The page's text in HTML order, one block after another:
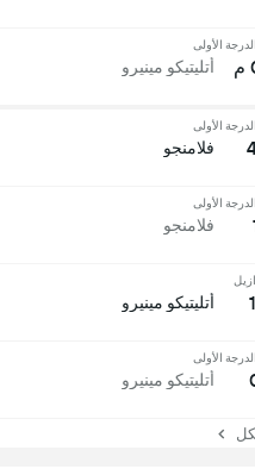
الأولى
أتليتيكو مينيرو
الأولى
فلامنجو
الأولى
فلامنجو
أتليتيكو مينيرو
الأولى
أتليتيكو مينيرو